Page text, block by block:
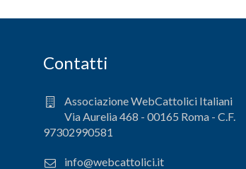
Contatti
Associazione WebCattolici Italiani
Via Aurelia 468 - 00165 Roma - C.F.
97302990581
info@webcattolici.it